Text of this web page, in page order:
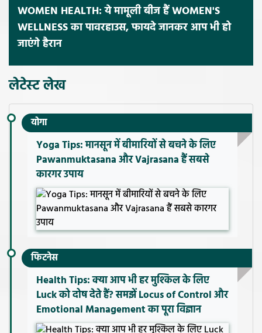
WOMEN HEALTH: ये मामूली बीज हैं WOMEN'S
WELLNESS का पावरहाउस, फायदे जानकर आप भी हो
जाएंगे हैरान
लेटेस्ट लेख
योगा
Yoga Tips: मानसून में बीमारियों से बचने के लिए
Pawanmuktasana और Vajrasana हैं सबसे
कारगर उपाय
फिटनेस
Health Tips: क्या आप भी हर मुश्किल के लिए
Luck को दोष देते हैं? समझें Locus of Control और
Emotional Management का पूरा विज्ञान